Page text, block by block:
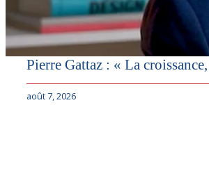
Pierre Gattaz : « La
août 7, 2026